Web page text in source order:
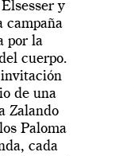
y
campaña
por la
cuerpo.
invitación
de una
Zalando
Paloma
cada